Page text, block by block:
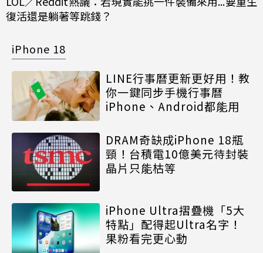
復活還是躺著等跳錢？
iPhone 18
LINE行事曆更新更好用！教
你一鍵同步手機行事曆
iPhone、Android都能用
DRAM奇缺成iPhone 18瓶
頸！台積電10億美元待封裝
晶片只能枯等
iPhone Ultra摺疊機「5大
特點」配得起Ultra名字！
果粉看完更心動